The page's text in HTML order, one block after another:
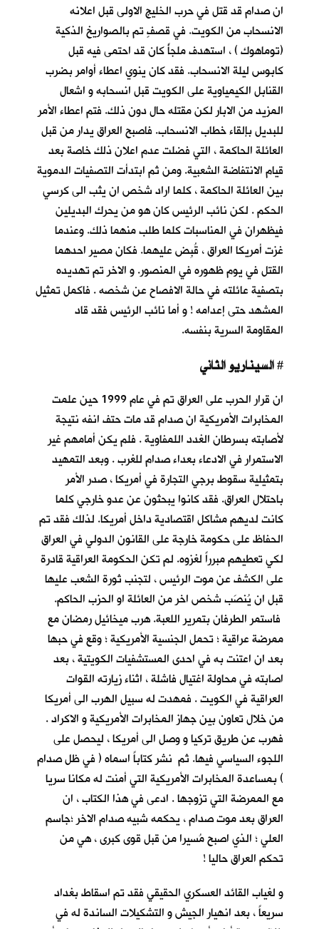
ان صدام قد قتل في حرب الخليج الاولى قبل اعلانه
الانسحاب من الكويت. في قصفٍ تم بالصواريخ الذكية
(توماهوك ) ، استهدف ملجأً كان قد احتمى فيه قبل
كابوس ليلة الانسحاب. فقد كان ينوي اعطاء أوامر بضرب
القنابل الكيمياوية على الكويت قبل انسحابه و اشعال
المزيد من الابار لكن مقتله حال دون ذلك. فتم اعطاء الأمر
للبديل بإلقاء خطاب الانسحاب. فاصبح العراق يدار من قبل
العائلة الحاكمة ، التي فضلت عدم اعلان ذلك خاصة بعد
قيام الانتفاضة الشعبية. ومن ثم ابتدأت التصفيات الدموية
بين العائلة الحاكمة ، كلما اراد شخص ان يثب الى كرسي
الحكم . لكن نائب الرئيس كان هو من يحرك البديلين
فيظهران في المناسبات كلما طلب منهما ذلك. وعندما
غزت أمريكا العراق ، قُبِض عليهما. فكان مصير احدهما
القتل في يوم ظهوره في المنصور. و الاخر تم تهديده
بتصفية عائلته في حالة الافصاح عن شخصه . فاكمل تمثيل
المشهد حتى إعدامه ! و أما نائب الرئيس فقد قاد
المقاومة السرية بنفسه.
#
ان قرار الحرب على العراق تم في عام 1999 حين علمت
المخابرات الأمريكية ان صدام قد مات حتف انفه نتيجة
لأصابته بسرطان الغدد اللمفاوية . فلم يكن أمامهم غير
الاستمرار في الادعاء بعداء صدام للغرب . وبعد التمهيد
بتمثيلية سقوط برجي التجارة في أمريكا ، صدر الأمر
باحتلال العراق. فقد كانوا يبحثون عن عدو خارجي كلما
كانت لديهم مشاكل اقتصادية داخل أمريكا. لذلك فقد تم
الحفاظ على حكومة خارجة على القانون الدولي في العراق
لكي تعطيهم مبرراً لغزوه. لم تكن الحكومة العراقية قادرة
على الكشف عن موت الرئيس ، لتجنب ثورة الشعب عليها
قبل ان يُنصَب شخص اخر من العائلة او الحزب الحاكم.
فاستمر الطرفان بتمرير اللعبة. هرب ميخائيل رمضان مع
ممرضة عراقية ؛ تحمل الجنسية الأمريكية ؛ وقع في حبها
بعد ان اعتنت به في احدى المستشفيات الكويتية ، بعد
اصابته في محاولة اغتيال فاشلة ، اثناء زيارته القوات
العراقية في الكويت . فمهدت له سبيل الهرب الى أمريكا
من خلال تعاون بين جهاز المخابرات الأمريكية و الاكراد .
فهرب عن طريق تركيا و وصل الى أمريكا ، ليحصل على
اللجوء السياسي فيها. ثم نشر كتاباً اسماه ( في ظل صدام
) بمساعدة المخابرات الأمريكية التي أمنت له مكانا سريا
مع الممرضة التي تزوجها . ادعى في هذا الكتاب ، ان
العراق بعد موت صدام ، يحكمه شبيه صدام الاخر ؛جاسم
العلي ؛ الذي اصبح مُسيرا من قبل قوى كبرى ، هي من
تحكم العراق حاليا !
و لغياب القائد العسكري الحقيقي فقد تم اسقاط بغداد
سريعاً ، بعد انهيار الجيش و التشكيلات الساندة له في